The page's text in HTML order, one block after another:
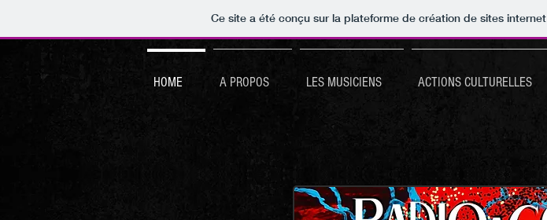
Ce site a été conçu sur la plateforme de création de sites internet
HOME A PROPOS LES MUSICIENS ACTIONS CULTURELLES